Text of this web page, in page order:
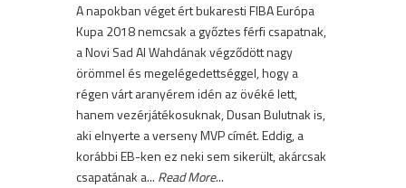
A napokban véget ért bukaresti FIBA Európa
Kupa 2018 nemcsak a győztes férfi csapatnak,
a Novi Sad Al Wahdának végződött nagy
örömmel és megelégedettséggel, hogy a
régen várt aranyérem idén az övéké lett,
hanem vezérjátékosuknak, Dusan Bulutnak is,
aki elnyerte a verseny MVP címét. Eddig, a
korábbi EB-ken ez neki sem sikerült, akárcsak
csapatának a... Read More...